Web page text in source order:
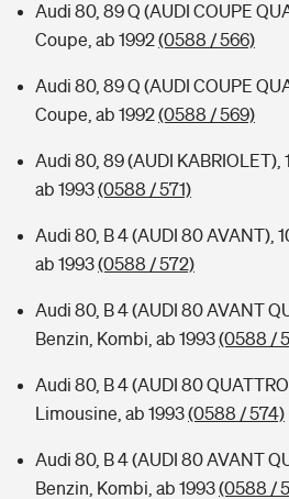
Audi 80, 89 Q (AUDI COUPE
Coupe, ab 1992(0588 / 566)
Audi 80, 89 Q (AUDI COUPE
Coupe, ab 1992(0588 / 569)
Audi 80, 89 (AUDI KABRIOLET),
ab 1993(0588 / 571)
Audi 80, B 4 (AUDI 80 AVANT),
ab 1993(0588 / 572)
Audi 80, B 4 (AUDI 80 AVANT
Benzin, Kombi, ab 1993(0588 /
Audi 80, B 4 (AUDI 80 QUATTRO
Limousine, ab 1993(0588 / 574)
Audi 80, B 4 (AUDI 80 AVANT
Benzin, Kombi, ab 1993(0588 /